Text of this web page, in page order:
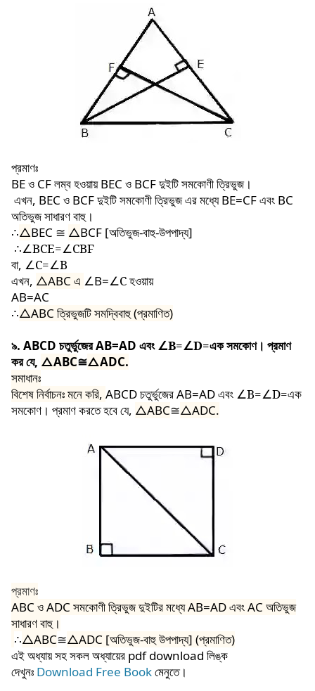
প্রমাণঃ
BE ও CF লম্ব হওয়ায় BEC ও BCF দুইটি সমকোণী ত্রিভুজ।
এখন, BEC ও BCF দুইটি সমকোণী ত্রিভুজ এর মধ্যে BE=CF এবং BC
অতিভুজ সাধারণ বাহু।
∴△BEC ≅ △BCF [অতিভুজ-বাহু-উপপাদ্য]
∴∠BCE=∠CBF
বা, ∠C=∠B
এখন, △ABC এ ∠B=∠Cহওয়ায়
AB=AC
∴△ABC ত্রিভুজটি সমদ্বিবাহু (প্রমাণিত)
৯. ABCD চতুর্ভুজের AB=AD এবং∠B=∠D=এক সমকোণ। প্রমাণ
কর যে, △ABC≅△ADC.
সমাধানঃ
বিশেষ নির্বাচনঃ মনে করি, ABCD চতুর্ভুজের AB=AD এবং ∠B=∠D=এক
সমকোণ। প্রমাণ করতে হবে যে, △ABC≅△ADC.
প্রমাণঃ
ABC ও ADC সমকোণী ত্রিভুজ দুইটির মধ্যে AB=AD এবং AC অতিভুজ
সাধারণ বাহু।
∴△ABC≅△ADC [অতিভুজ-বাহু উপপাদ্য] (প্রমাণিত)
এইঅধ্যায়সহসকলঅধ্যায়েরpdf download লিঙ্ক
দেখুনঃ Download Free Bookমেনুতে।